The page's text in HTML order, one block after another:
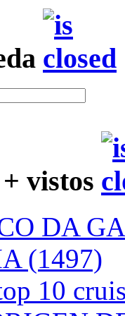
vistos
DA
(1497)
10